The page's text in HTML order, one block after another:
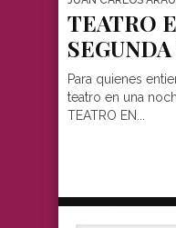
TEATRO
Para quienes
teatro en una
TEATRO EN...